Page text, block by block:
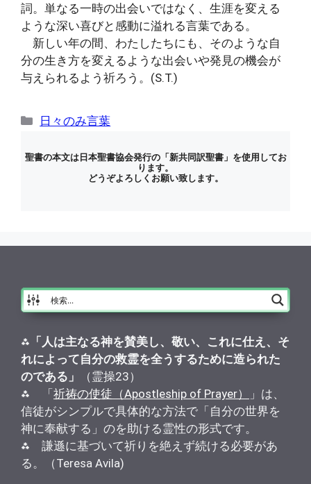
詞。単なる一時の出会いではなく、生涯を変える
ような深い喜びと感動に溢れる言葉である。
新しい年の間、わたしたちにも、そのような自
分の生き方を変えるような出会いや発見の機会が
与えられるよう祈ろう。(S.T.)
カ
ゴ
日々のみ言葉
聖書の本文は日本聖書協会発行の「新共同訳聖書」を使用してお
ります。
どうぞよろしくお願い致します。
⁂ 「人は主なる神を賛美し、敬い、これに仕え、そ
れによって自分の救霊を全うするために造られた
のである」
（霊操23）
⁂ 「祈祷の使徒（Apostleship of Prayer）
」は、
信徒がシンプルで具体的な方法で「自分の世界を
神に奉献する」のを助ける霊性の形式です。
⁂ 謙遜に基づいて祈りを絶えず続ける必要があ
る。（Teresa Avila)